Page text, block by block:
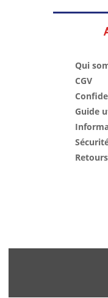
Qui
CGV
Guide